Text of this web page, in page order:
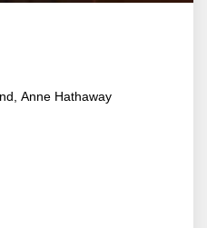
Anne Hathaway